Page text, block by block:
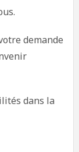
demande
dans la